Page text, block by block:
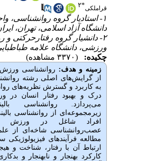
قراملکی*۲
۱- استادیار گروه روانشناسی،
دانشگاه آزاد اسلامی، تهران،
۲- دانشیار گروه رفتارحرکتی و
ورزشی، دانشگاه علامه
چکیده:
(۳۳۷۰ مشاهده)
زمینه و هدف: روانشناسی
از گرایش‌های اصلی رشته
به کاربرد و گسترش نظریه‌های
درک و بهبود رفتار انسان در
می‌پردازد. روانشناسی
زیرمجموعه‌ای از روانشناسی
افراد شاغل در ورزش
عصب‌روانشناسی شاخه‌ای از
مطالعه فرآیندهای
ارتباط آن با رفتار، شناخت و
کارکرد بهنجار و نابهنجار و